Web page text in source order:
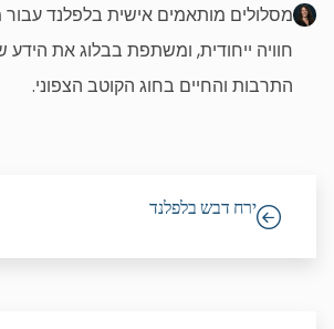
מסלולים מותאמים אישית בלפלנד
חוויה ייחודית, ומשתפת בבלוג את
התרבות והחיים בחוג הקוטב הצפוני.
ירח דבש בלפלנד